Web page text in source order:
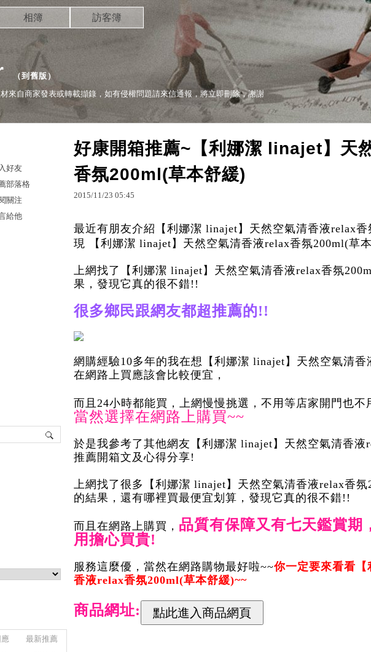
（到舊版 ）
來自商家發表或轉載擷錄，如有侵權問題請來信通報，將立即刪除，謝謝
相簿 訪客簿
好康開箱推薦~【利娜潔 linajet】天
香氛200ml(草本舒緩)
2015/11/23 05:45
最近有朋友介紹【利娜潔 linajet】天然空氣清香液relax
現 【利娜潔 linajet】天然空氣清香液relax香氛200ml(草
上網找了【利娜潔 linajet】天然空氣清香液relax香氛
果，發現它真的很不錯!!
很多鄉民跟網友都超推薦的!!
網購經驗10多年的我在想【利娜潔 linajet】天然空氣清
在網路上買應該會比較便宜，
而且24小時都能買，上網慢慢挑選，不用等店家開門也不
當然選擇在網路上購買~~
於是我參考了其他網友【利娜潔 linajet】天然空氣清香液
推薦開箱文及心得分享!
上網找了很多【利娜潔 linajet】天然空氣清香液relax香
的結果，還有哪裡買最便宜划算，發現它真的很不錯!!
而且在網路上購買， 品質有保障又有七天鑑賞期
用擔心買貴!
服務這麼優，當然在網路購物最好啦~~你一定要來看看
香液relax香氛200ml(草本舒緩)~~
商品網址:
好友
部落格
關注
給他
最新推薦